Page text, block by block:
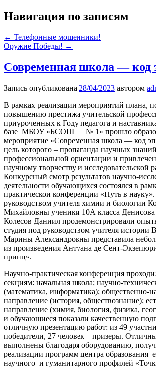
Навигация по записям
← Телефонные мошенники!
Оружие Победы! →
Современная школа — код
Запись опубликована 28/04/2023 автором
В рамках реализации мероприятий плана,
повышению престижа учительской
приуроченных к Году педагога и
базе МБОУ «БСОШ № 1» прошло
мероприятие «Современная школа — код
цель которого – пропаганда научных
профессиональной ориентации и
научному творчеству и исследовательской
Конкурсный смотр результатов научно-
деятельности обучающихся состоялся в
практической конференции «Путь в
руководством учителя химии и биологии
Михайловны ученики 10А класса Денисова
Колесов Даниил продемонстрировали
студия под руководством учителя истории
Марины Александровны представила
из произведения Антуана де Сент-
принц».
Научно-практическая конференция
секциям: начальная школа; научно-
(математика, информатика); общественно-
направление (история, обществознание);
направление (химия, биология, физика,
и обучающиеся показали качественную
отличную презентацию работ: из 49
победители, 27 человек – призеры.
выполнены благодаря оборудованию,
реализации программ центра образования
научного и гуманитарного профилей